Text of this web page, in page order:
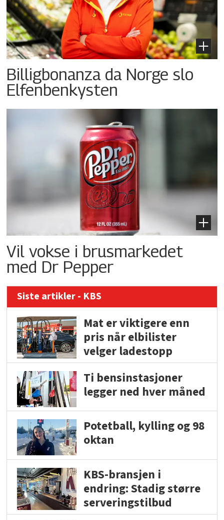
Billigbonanza da Norge slo
Elfenbenkysten
Vil vokse i brusmarkedet
med Dr Pepper
Siste artikler - KBS
Mat er viktigere enn
pris når elbilister
velger ladestopp
Ti bensinstasjoner
legger ned hver måned
Potetball, kylling og 98
oktan
KBS-bransjen i
endring: Stadig større
serveringstilbud